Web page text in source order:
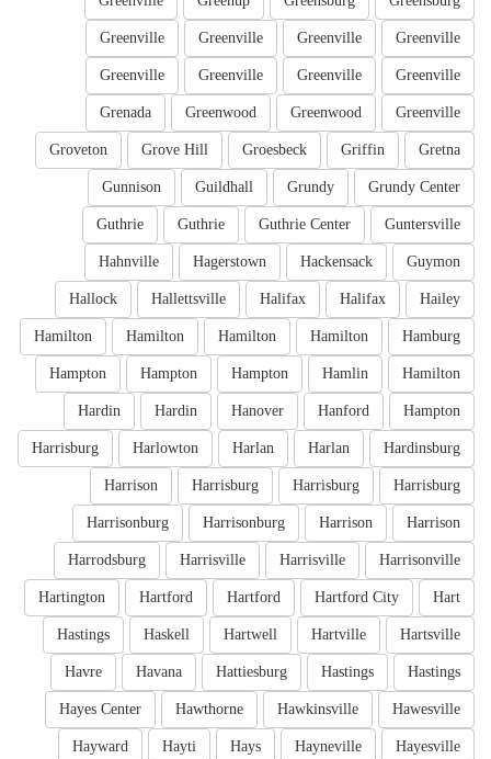
Greenville
Greenville
Greenville
Greenville
Greenville
Greenville
Greenville
Greenville
Greenville
Greenwood
Greenwood
Grenada
Gretna
Griffin
Groesbeck
Grove Hill
Groveton
Grundy Center
Grundy
Guildhall
Gunnison
Guntersville
Guthrie Center
Guthrie
Guthrie
Guymon
Hackensack
Hagerstown
Hahnville
Hailey
Halifax
Halifax
Hallettsville
Hallock
Hamburg
Hamilton
Hamilton
Hamilton
Hamilton
Hamilton
Hamlin
Hampton
Hampton
Hampton
Hampton
Hanford
Hanover
Hardin
Hardin
Hardinsburg
Harlan
Harlan
Harlowton
Harrisburg
Harrisburg
Harrisburg
Harrisburg
Harrison
Harrison
Harrison
Harrisonburg
Harrisonburg
Harrisonville
Harrisville
Harrisville
Harrodsburg
Hart
Hartford City
Hartford
Hartford
Hartington
Hartsville
Hartville
Hartwell
Haskell
Hastings
Hastings
Hastings
Hattiesburg
Havana
Havre
Hawesville
Hawkinsville
Hawthorne
Hayes Center
Hayesville
Hayneville
Hays
Hayti
Hayward